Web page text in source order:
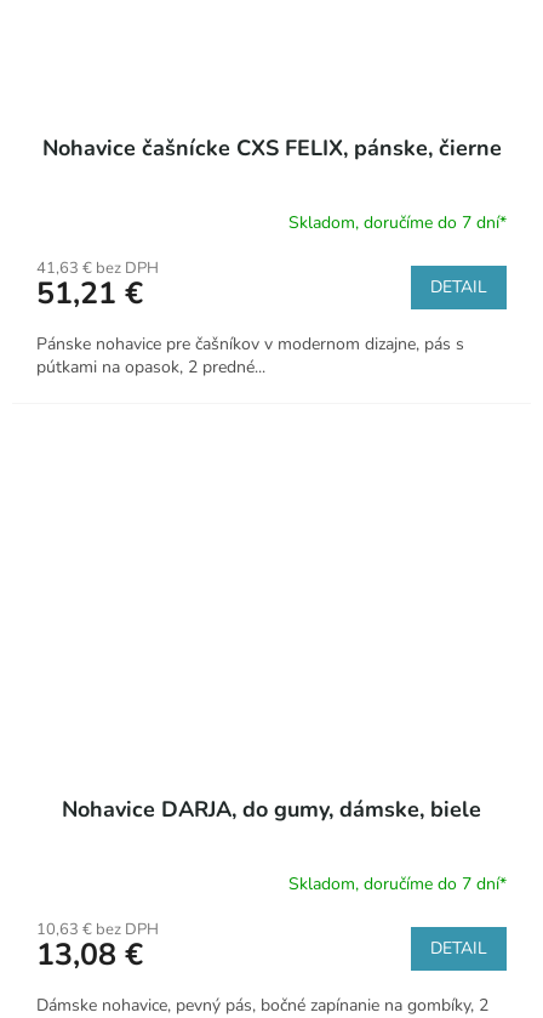
Nohavice čašnícke CXS FELIX, pánske, čierne
Skladom, doručíme do 7 dní*
41,63 € bez DPH
51,21 € DETAIL
Pánske nohavice pre čašníkov v modernom dizajne, pás s
pútkami na opasok, 2 predné...
Nohavice DARJA, do gumy, dámske, biele
Skladom, doručíme do 7 dní*
10,63 € bez DPH
13,08 € DETAIL
Dámske nohavice, pevný pás, bočné zapínanie na gombíky, 2